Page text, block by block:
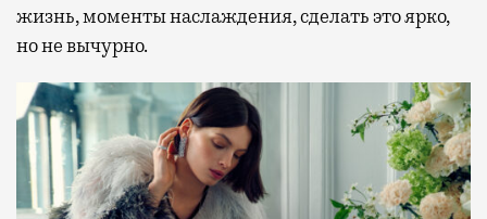
жизнь, моменты наслаждения, сделать это ярко,
но не вычурно.